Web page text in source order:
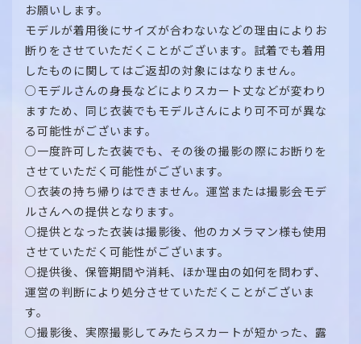
お願いします。
モデルが着用後にサイズが合わないなどの理由によりお
断りをさせていただくことがございます。試着でも着用
したものに関してはご返却の対象にはなりません。
○モデルさんの身長などによりスカート丈などが変わり
ますため、同じ衣装でもモデルさんにより可不可が異な
る可能性がございます。
○一度許可した衣装でも、その後の撮影の際にお断りを
させていただく可能性がございます。
○衣装の持ち帰りはできません。運営または撮影会モデ
ルさんへの提供となります。
○提供となった衣装は撮影後、他のカメラマン様も使用
させていただく可能性がございます。
○提供後、保管期間や消耗、ほか理由の如何を問わず、
運営の判断により処分させていただくことがございま
す。
○撮影後、実際撮影してみたらスカートが短かった、露